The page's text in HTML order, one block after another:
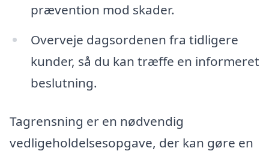
prævention mod skader.
Overveje dagsordenen fra tidligere
kunder, så du kan træffe en informeret
beslutning.
Tagrensning er en nødvendig
vedligeholdelsesopgave, der kan gøre en